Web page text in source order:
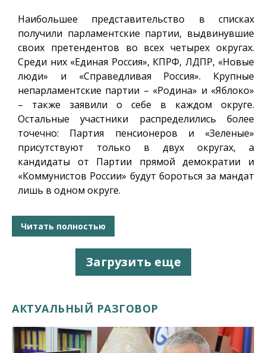
Наибольшее представительство в списках
получили парламентские партии, выдвинувшие
своих претендентов во всех четырех округах.
Среди них «Единая Россия», КПРФ, ЛДПР, «Новые
люди» и «Справедливая Россия». Крупные
непарламентские партии – «Родина» и «Яблоко»
– также заявили о себе в каждом округе.
Остальные участники распределились более
точечно: Партия пенсионеров и «Зеленые»
присутствуют только в двух округах, а
кандидаты от Партии прямой демократии и
«Коммунистов России» будут бороться за мандат
лишь в одном округе.
Читать полностью
Загрузить еще
АКТУАЛЬНЫЙ РАЗГОВОР